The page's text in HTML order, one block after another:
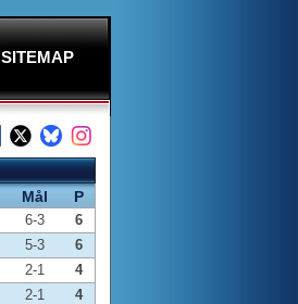
SITEMAP
Mål P
6-3
6
5-3
6
2-1
4
2-1
4